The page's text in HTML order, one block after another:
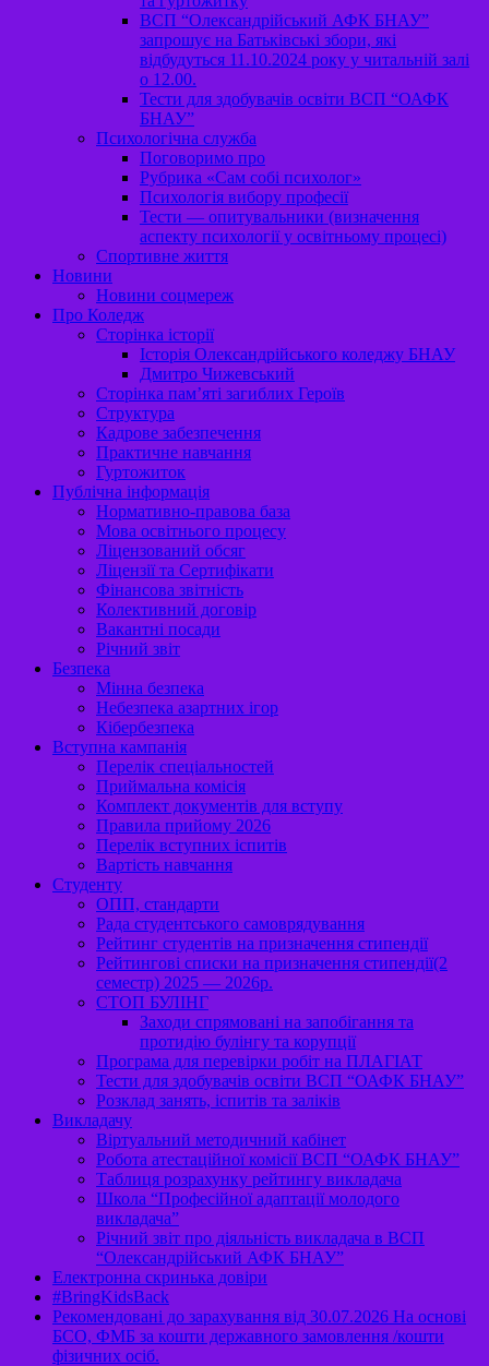
ВСП “Олександрійський АФК БНАУ”
запрошує на Батьківські збори, які
відбудуться 11.10.2024 року у читальній залі
о 12.00.
Тести для здобувачів освіти ВСП “ОАФК
БНАУ”
Психологічна служба
Поговоримо про
Рубрика «Сам собі психолог»
Психологія вибору професії
Тести — опитувальники (визначення
аспекту психології у освітньому процесі)
Спортивне життя
Новини
Новини соцмереж
Про Коледж
Сторінка історії
Історія Олександрійського коледжу БНАУ
Дмитро Чижевський
Сторінка пам’яті загиблих Героїв
Структура
Кадрове забезпечення
Практичне навчання
Гуртожиток
Публічна інформація
Нормативно-правова база
Мова освітнього процесу
Ліцензований обсяг
Ліцензії та Сертифікати
Фінансова звітність
Колективний договір
Вакантні посади
Річний звіт
Безпека
Мінна безпека
Небезпека азартних ігор
Кібербезпека
Вступна кампанія
Перелік спеціальностей
Приймальна комісія
Комплект документів для вступу
Правила прийому 2026
Перелік вступних іспитів
Вартість навчання
Студенту
ОПП, стандарти
Рада студентського самоврядування
Рейтинг студентів на призначення стипендії
Рейтингові списки на призначення стипендії(2
семестр) 2025 — 2026р.
СТОП БУЛІНГ
Заходи спрямовані на запобігання та
протидію булінгу та корупції
Програма для перевірки робіт на ПЛАГІАТ
Тести для здобувачів освіти ВСП “ОАФК БНАУ”
Розклад занять, іспитів та заліків
Викладачу
Віртуальний методичний кабінет
Робота атестаційної комісії ВСП “ОАФК БНАУ”
Таблиця розрахунку рейтингу викладача
Школа “Професійної адаптації молодого
викладача”
Річний звіт про діяльність викладача в ВСП
“Олександрійський АФК БНАУ”
Електронна скринька довіри
#BringKidsBack
Рекомендовані до зарахування від 30.07.2026 На основі
БСО, ФМБ за кошти державного замовлення /кошти
фізичних осіб.